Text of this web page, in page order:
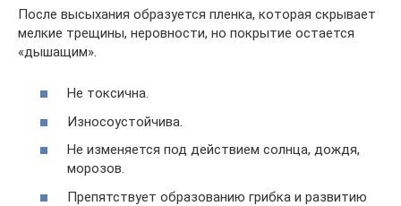
После высыхания образуется пленка, которая скрывает
мелкие трещины, неровности, но покрытие остается
«дышащим».
Не токсична.
Износоустойчива.
Не изменяется под действием солнца, дождя,
морозов.
Препятствует образованию грибка и развитию